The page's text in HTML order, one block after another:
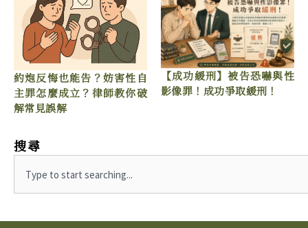
約炮反悔也能告？妨害性自
主罪怎麼成立？律師教你破
解常見誤解
【成功緩刑】被告恐嚇與性
影像罪！成功爭取緩刑！
搜尋